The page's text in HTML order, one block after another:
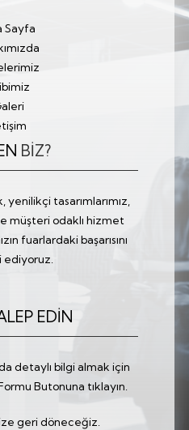
Sayfa
BİZ?
tasarımlarımız,
müşteri odaklı hizmet
fuarlardaki başarısını
ediyoruz.
EDİN
detaylı bilgi almak için
Butonuna tıklayın.
geri döneceğiz.